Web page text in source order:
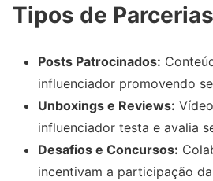
Tipos de Parcerias
Posts Patrocinados:
influenciador promovendo
Unboxings e Reviews:
influenciador testa e avalia
Desafios e Concursos:
incentivam a participação